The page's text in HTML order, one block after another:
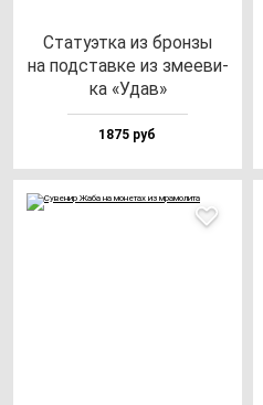
Ста­ту­эт­ка из брон­зы
на под­став­ке из зме­еви­
ка «Удав»
1875 руб